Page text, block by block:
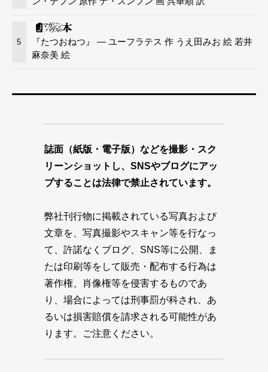
5
『たつおねつ』 — ユーフラテス 作 うえ田みお 絵 若井
麻奈美 絵
誌面（紙版・電子版）などを撮影・スク
リーンショットし、SNSやブログにアッ
プすることは法律で禁止されています。
弊社刊行物に掲載されている写真および
文章を、写真撮影やスキャン等を行なっ
て、許諾なくブログ、SNS等に公開、ま
たは印刷等をして販売・配布する行為は
著作権、肖像権等を侵害するものであ
り、場合によっては刑事罰が科され、あ
るいは損害賠償を請求される可能性があ
ります。ご注意ください。